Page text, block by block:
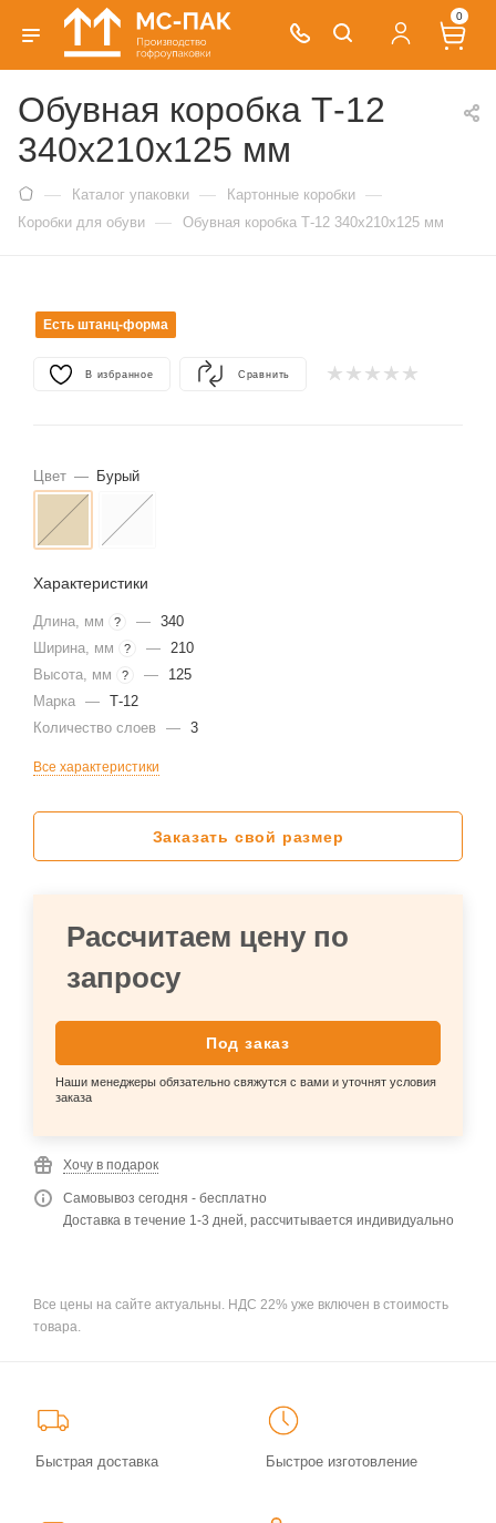
0
Обувная коробка Т-12
340х210х125 мм
— Каталог упаковки — Картонные коробки —
Коробки для обуви — Обувная коробка Т-12 340х210х125 мм
Есть штанц-форма
В избранное Сравнить
Цвет — Бурый
Характеристики
Длина, мм ? — 340
Ширина, мм
? — 210
Высота, мм
? —
125
Марка — Т-12
Количество слоев
— 3
Все характеристики
Заказать свой размер
Рассчитаем цену по
запросу
Под заказ
Наши менеджеры обязательно свяжутся с вами и уточнят условия
заказа
Хочу в подарок
Самовывоз сегодня - бесплатно
Доставка в течение 1-3 дней, рассчитывается индивидуально
Все цены на сайте актуальны. НДС 22% уже включен в стоимость
товара.
Быстрая доставка Быстрое изготовление